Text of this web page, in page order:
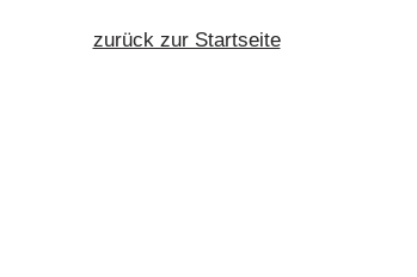
zurück zur Startseite